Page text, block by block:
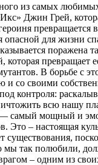
из самых
Джин Грей,
превращается
для жизни
поражена
которая превращает
В борьбе с
и со своими
контроля:
всю нашу
самый мощный и
Это – настоящая
существования,
мы так полюбили,
– одним из